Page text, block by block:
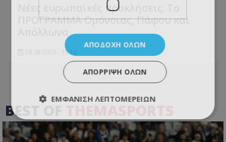
Νέες ευρωπαϊκές προκλήσεις: Το
ΠΡΟΓΡΑΜΜΑ Ομόνοιας, Πάφου και
04.08.2026 - 13:10
BEST OF
ΑΠΟΔΟΧΉ ΌΛΩΝ
ΑΠΌΡΡΙΨΗ ΌΛΩΝ
ΕΜΦΆΝΙΣΗ ΛΕΠΤΟΜΕΡΕΙΏΝ